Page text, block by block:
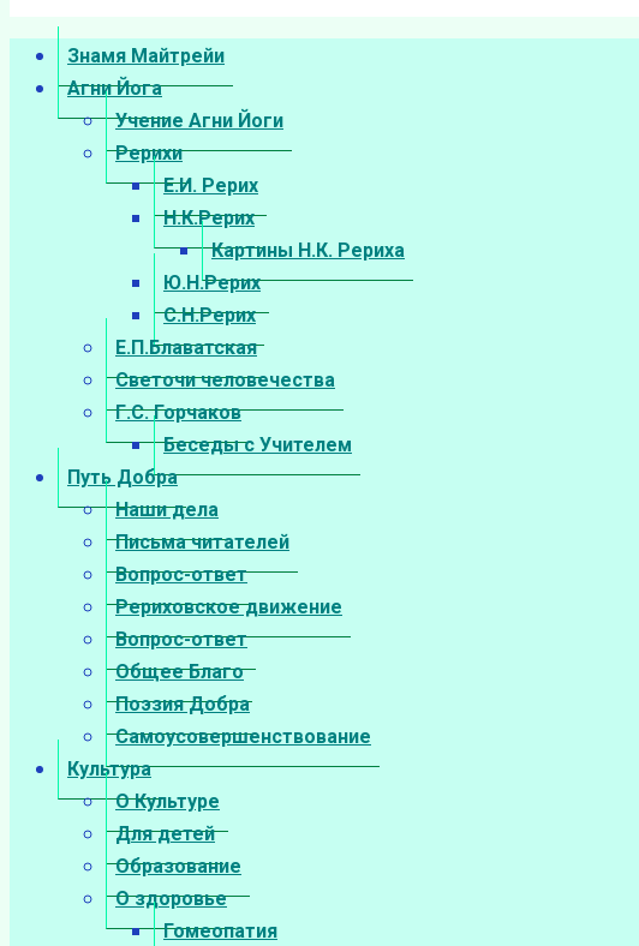
Знамя Майтрейи
Агни Йога
Учение Агни Йоги
Рерихи
Е.И. Рерих
Н.К.Рерих
Картины Н.К. Рериха
Ю.Н.Рерих
С.Н.Рерих
Е.П.Блаватская
Светочи человечества
Г.С. Горчаков
Беседы с Учителем
Путь Добра
Наши дела
Письма читателей
Вопрос-ответ
Рериховское движение
Вопрос-ответ
Общее Благо
Поэзия Добра
Самоусовершенствование
Культура
О Культуре
Для детей
Образование
О здоровье
Гомеопатия